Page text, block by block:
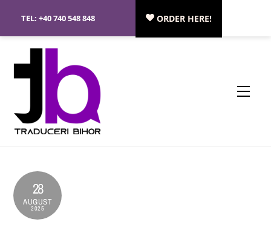
content
TEL: +40 740 548 848 ORDER HERE!
Menu
28
AUGUST
2025